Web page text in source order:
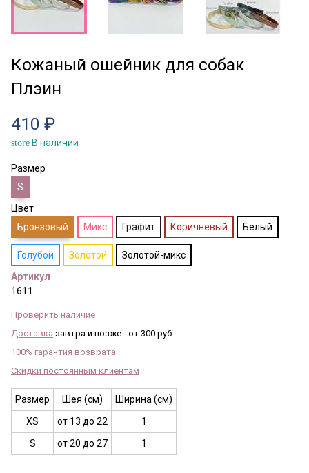
Кожаный ошейник для собак
Плэин
410 ₽
store В наличии
Размер
S
Цвет
Бронзовый
Микс Графит Коричневый Белый
Голубой Золотой
Золотой-микс
Артикул
1611
Проверить наличие
Доставка завтра и позже - от 300 руб.
100% гарантия возврата
Скидки постоянным клиентам
Размер Шея (см)
Ширина (см)
XS
от 13 до 22
1
S
от 20 до 27 1